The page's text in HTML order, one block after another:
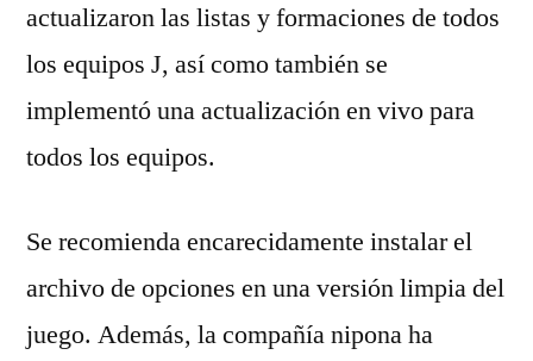
actualizaron las listas y formaciones de todos
los equipos J, así como también se
implementó una actualización en vivo para
todos los equipos.
Se recomienda encarecidamente instalar el
archivo de opciones en una versión limpia del
juego. Además, la compañía nipona ha